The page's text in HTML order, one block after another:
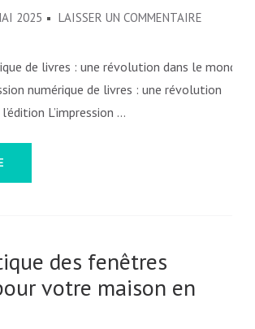
2025 LAISSER UN COMMENTAIRE
DE
de livres : une révolution dans le monde
numérique de livres : une révolution
L’impression …
des fenêtres
votre maison en